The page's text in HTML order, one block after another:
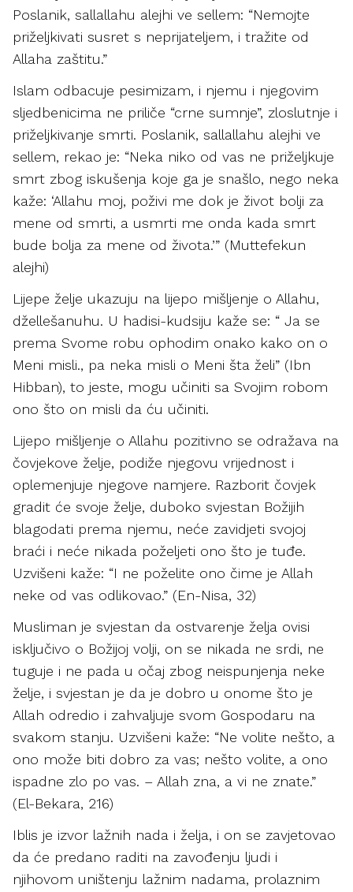
Poslanik, sallallahu alejhi ve sellem: “Nemojte
priželjkivati susret s neprijateljem, i tražite od
Allaha zaštitu.”
Islam odbacuje pesimizam, i njemu i njegovim
sljedbenicima ne priliče “crne sumnje”, zloslutnje i
priželjkivanje smrti. Poslanik, sallallahu alejhi ve
sellem, rekao je: “Neka niko od vas ne priželjkuje
smrt zbog iskušenja koje ga je snašlo, nego neka
kaže: ‘Allahu moj, poživi me dok je život bolji za
mene od smrti, a usmrti me onda kada smrt
bude bolja za mene od života.’” (Muttefekun
alejhi)
Lijepe želje ukazuju na lijepo mišljenje o Allahu,
džellešanuhu. U hadisi-kudsiju kaže se: “ Ja se
prema Svome robu ophodim onako kako on o
Meni misli., pa neka misli o Meni šta želi” (Ibn
Hibban), to jeste, mogu učiniti sa Svojim robom
ono što on misli da ću učiniti.
Lijepo mišljenje o Allahu pozitivno se odražava na
čovjekove želje, podiže njegovu vrijednost i
oplemenjuje njegove namjere. Razborit čovjek
gradit će svoje želje, duboko svjestan Božijih
blagodati prema njemu, neće zavidjeti svojoj
braći i neće nikada poželjeti ono što je tuđe.
Uzvišeni kaže: “I ne poželite ono čime je Allah
neke od vas odlikovao.” (En-Nisa, 32)
Musliman je svjestan da ostvarenje želja ovisi
isključivo o Božijoj volji, on se nikada ne srdi, ne
tuguje i ne pada u očaj zbog neispunjenja neke
želje, i svjestan je da je dobro u onome što je
Allah odredio i zahvaljuje svom Gospodaru na
svakom stanju. Uzvišeni kaže: “Ne volite nešto, a
ono može biti dobro za vas; nešto volite, a ono
ispadne zlo po vas. – Allah zna, a vi ne znate.”
(El-Bekara, 216)
Iblis je izvor lažnih nada i želja, i on se zavjetovao
da će predano raditi na zavođenju ljudi i
njihovom uništenju lažnim nadama, prolaznim